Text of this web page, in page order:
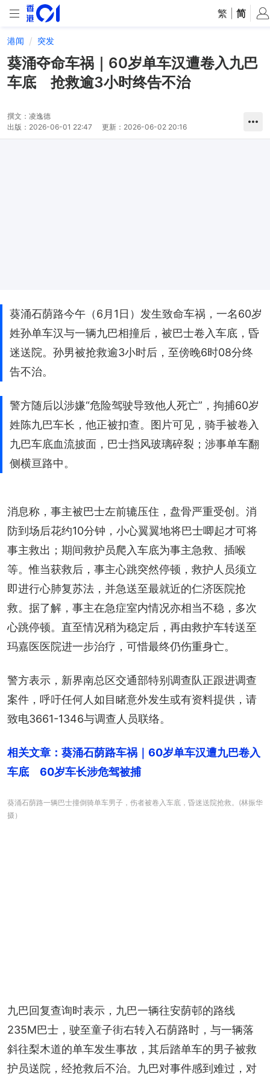
繁 简
港闻 突发
葵涌夺命车祸｜60岁单车汉遭卷入九巴
车底 抢救逾3小时终告不治
撰文： 凌逸德
出版： 2026-06-01 22:47 更新： 2026-06-02 20:16
葵涌石荫路今午（6月1日）发生致命车祸，一名60岁
姓孙单车汉与一辆九巴相撞后，被巴士卷入车底，昏
迷送院。孙男被抢救逾3小时后，至傍晚6时08分终
告不治。
警方随后以涉嫌“危险驾驶导致他人死亡”，拘捕60岁
姓陈九巴车长，他正被扣查。图片可见，骑手被卷入
九巴车底血流披面，巴士挡风玻璃碎裂；涉事单车翻
侧横亘路中。
消息称，事主被巴士左前辘压住，盘骨严重受创。消
防到场后花约10分钟，小心翼翼地将巴士唧起才可将
事主救出；期间救护员爬入车底为事主急救、插喉
等。惟当获救后，事主心跳突然停顿，救护人员须立
即进行心肺复苏法，并急送至最就近的仁济医院抢
救。据了解，事主在急症室内情况亦相当不稳，多次
心跳停顿。直至情况稍为稳定后，再由救护车转送至
玛嘉医医院进一步治疗，可惜最终仍伤重身亡。
警方表示，新界南总区交通部特别调查队正跟进调查
案件，呼吁任何人如目睹意外发生或有资料提供，请
致电3661-1346与调查人员联络。
相关文章：葵涌石荫路车祸｜60岁单车汉遭九巴卷入
车底　60岁车长涉危驾被捕
葵涌石荫路一辆巴士撞倒骑单车男子，伤者被卷入车底，昏迷送院抢救。(林振华
摄）
九巴回复查询时表示，九巴一辆往安荫邨的路线
235M巴士，驶至童子街右转入石荫路时，与一辆落
斜往梨木道的单车发生事故，其后踏单车的男子被救
护员送院，经抢救后不治。九巴对事件感到难过，对